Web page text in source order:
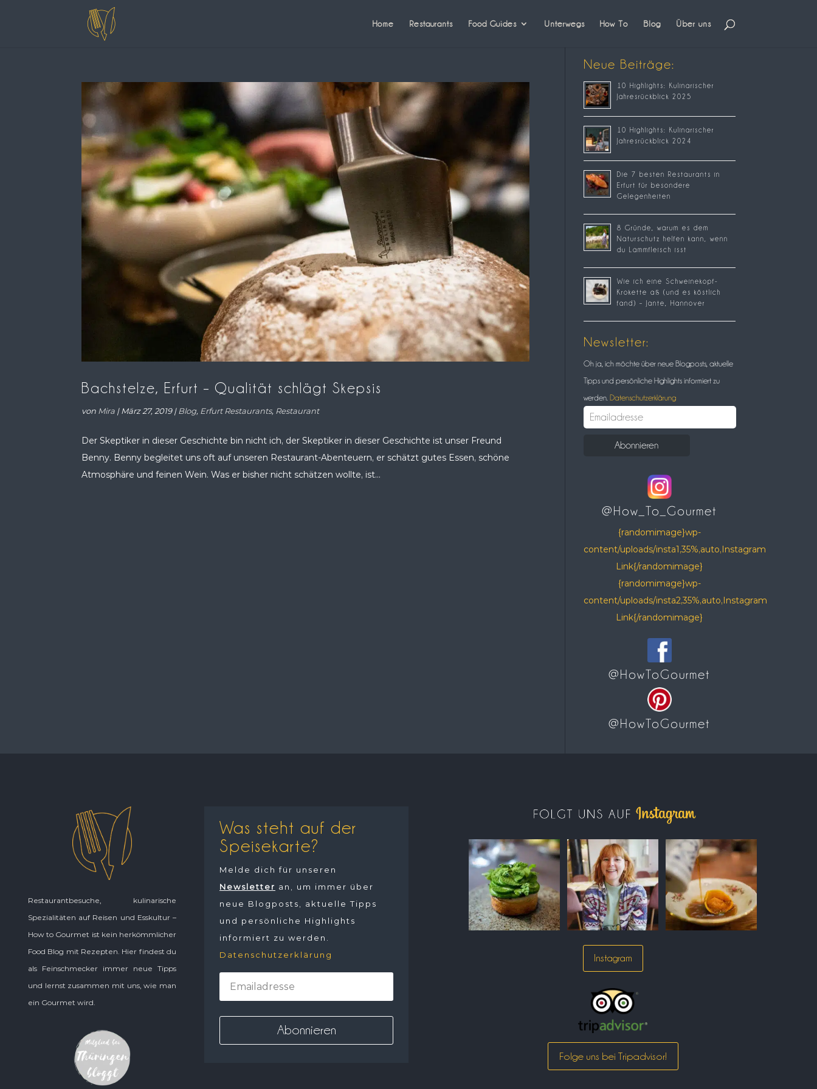
Home Restaurants Food Guides Unterwegs How To Blog Über uns
Bachstelze, Erfurt – Qualität schlägt Skepsis
von Mira |März 27, 2019|Blog, Erfurt Restaurants, Restaurant
Der Skeptiker in dieser Geschichte bin nicht ich, der Skeptiker in dieser Geschichte ist unser Freund
Benny. Benny begleitet uns oft auf unseren Restaurant-Abenteuern, er schätzt gutes Essen, schöne
Atmosphäre und feinen Wein. Was er bisher nicht schätzen wollte, ist...
Neue Beiträge:
10 Highlights: Kulinarischer
Jahresrückblick 2025
10 Highlights: Kulinarischer
Jahresrückblick 2024
Die 7 besten Restaurants in
Erfurt für besondere
Gelegenheiten
8 Gründe, warum es dem
Naturschutz helfen kann, wenn
du Lammfleisch isst
Wie ich eine Schweinekopf-
Krokette aß (und es köstlich
fand) – Jante, Hannover
Newsletter:
Oh ja, ich möchte über neue Blogposts, aktuelle
Tipps und persönliche Highlights informiert zu
werden. Datenschutzerklärung
@How_To_Gourmet
{randomimage}wp-
content/uploads/insta1,35%,auto,Instagram
Link{/randomimage}
{randomimage}wp-
content/uploads/insta2,35%,auto,Instagram
Link{/randomimage}
@HowToGourmet
@HowToGourmet
Restaurantbesuche, kulinarische
Spezialitäten auf Reisen und Esskultur –
How to Gourmet ist kein herkömmlicher
Food Blog mit Rezepten. Hier findest du
als Feinschmecker immer neue Tipps
und lernst zusammen mit uns, wie man
ein Gourmet wird.
Was steht auf der
Speisekarte?
Melde dich für unseren
Newsletter an, um immer über
neue Blogposts, aktuelle Tipps
und persönliche Highlights
informiert zu werden.
Datenschutzerklärung
Instagram
Folge uns bei Tripadvisor!